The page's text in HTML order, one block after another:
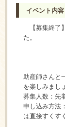
イベント内容
【募集終了
た。
助産師さんと
を楽しみまし
募集人数：先
申し込み方法
は直接すくす